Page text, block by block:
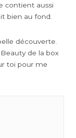
contient aussi
bien au fond.
découverte.
de la box
toi pour me